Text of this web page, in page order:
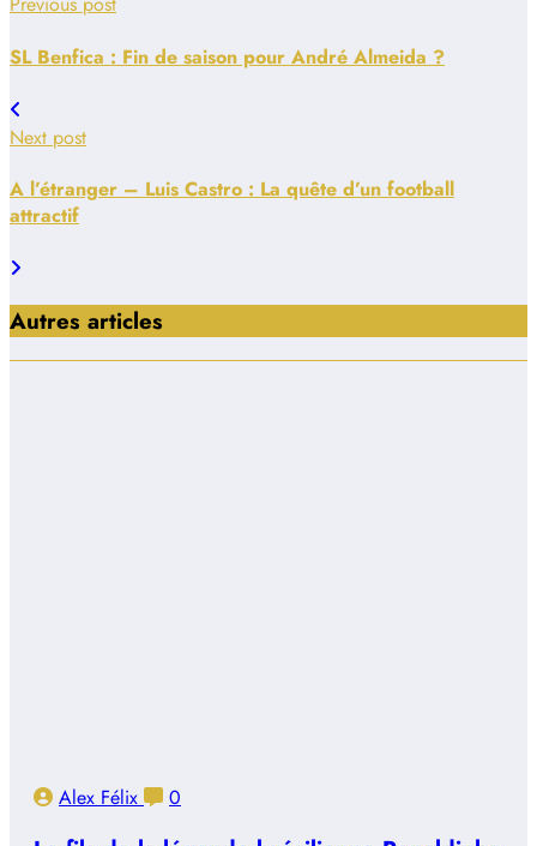
SL Benfica : Fin de saison pour André Almeida ?
Next post
A l’étranger – Luis Castro : La quête d’un football
attractif
Autres articles
Alex Félix 0